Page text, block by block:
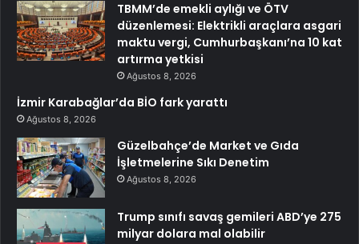
TBMM’de emekli aylığı ve ÖTV
düzenlemesi: Elektrikli araçlara asgari
maktu vergi, Cumhurbaşkanı’na 10 kat
artırma yetkisi
Ağustos 8, 2026
İzmir Karabağlar’da BİO fark yarattı
Ağustos 8, 2026
Güzelbahçe’de Market ve Gıda
İşletmelerine Sıkı Denetim
Ağustos 8, 2026
Trump sınıfı savaş gemileri ABD’ye 275
milyar dolara mal olabilir